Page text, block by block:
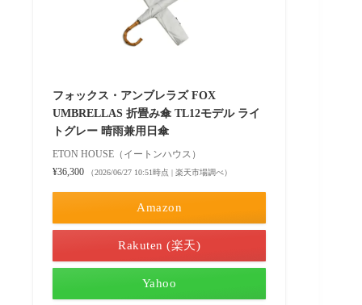
フォックス・アンブレラズ FOX
UMBRELLAS 折畳み傘 TL12モデル ライ
トグレー 晴雨兼用日傘
ETON HOUSE（イートンハウス）
¥36,300
（2026/06/27 10:51時点 | 楽天市場調べ）
Amazon
Rakuten (楽天)
Yahoo